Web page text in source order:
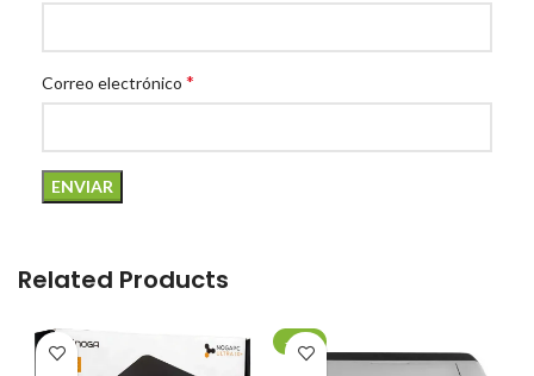
Correo electrónico *
Related Products
-20%